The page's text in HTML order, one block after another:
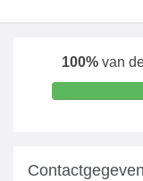
100% van